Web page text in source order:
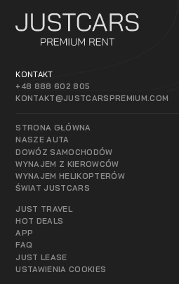
KONTAKT
+48 888 602 805
KONTAKT@JUSTCARSPREMIUM.COM
STRONA GŁÓWNA
NASZE AUTA
DOWÓZ SAMOCHODÓW
WYNAJEM Z KIEROWCÓW
WYNAJEM HELIKOPTERÓW
ŚWIAT JUSTCARS
JUST TRAVEL
HOT DEALS
APP
FAQ
JUST LEASE
USTAWIENIA COOKIES